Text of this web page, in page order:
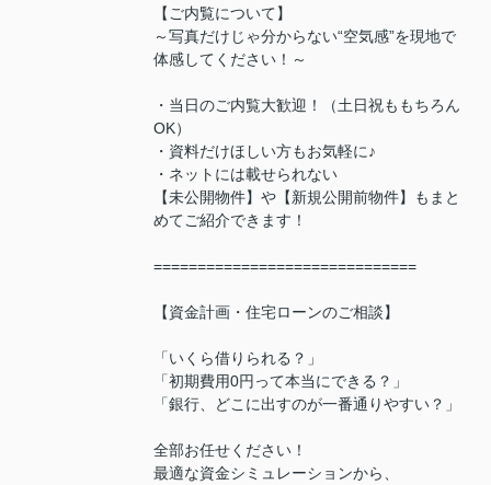
【ご内覧について】
～写真だけじゃ分からない“空気感”を現地で
体感してください！～
・当日のご内覧大歓迎！（土日祝ももちろん
OK）
・資料だけほしい方もお気軽に♪
・ネットには載せられない
【未公開物件】や【新規公開前物件】もまと
めてご紹介できます！
==============================
【資金計画・住宅ローンのご相談】
「いくら借りられる？」
「初期費用0円って本当にできる？」
「銀行、どこに出すのが一番通りやすい？」
全部お任せください！
最適な資金シミュレーションから、